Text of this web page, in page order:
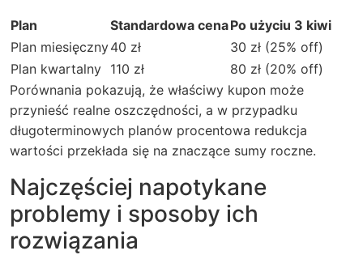
Plan Standardowa cenaPo użyciu 3 kiwi
Plan miesięczny40 zł
30 zł (25% off)
Plan kwartalny 110 zł
80 zł (20% off)
Porównania pokazują, że właściwy kupon może
przynieść realne oszczędności, a w przypadku
długoterminowych planów procentowa redukcja
wartości przekłada się na znaczące sumy roczne.
Najczęściej napotykane
problemy i sposoby ich
rozwiązania